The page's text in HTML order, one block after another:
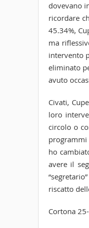
dovevano
ricordare
45.34%,
ma
intervento
eliminato
avuto
Civati,
loro
circolo o
ho
avere il
riscatto
Cortona